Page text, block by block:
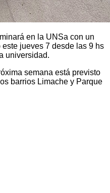
en la UNSa con un
jueves 7 desde las 9 hs
universidad.
semana está previsto
barrios Limache y Parque